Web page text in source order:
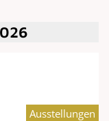
Ausstellungen